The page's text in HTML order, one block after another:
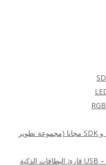
NFC RFID قارئ الكاتب أدوات و SDK مجانا (مجموعة تطوير
DL533R قارئ USB – PC / SC قارئ البطاقات الذكية